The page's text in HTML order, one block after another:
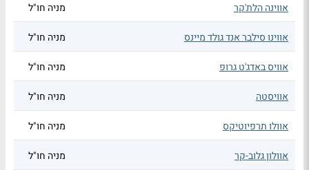
אווינה הלת'קר מניה חו"ל
אווינו סילבר אנד גולד מיינס מניה חו"ל
אוויס באדג'ט גרופ מניה חו"ל
אוויסטה מניה חו"ל
אוולו תרפיוטיקס מניה חו"ל
אוולון גלוב-קר מניה חו"ל